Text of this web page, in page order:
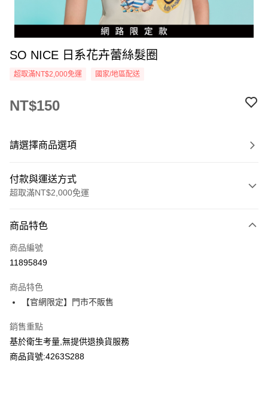
SO NICE 日系花卉蕾絲髮圈
超取滿NT$2,000免運 國家/地區配送
NT$150
請選擇商品選項
付款與運送方式
超取滿NT$2,000免運
信用卡一次付款
超商取貨付款
Apple Pay
Google Pay
運送方式
商品特色
商品編號
11895849
商品特色
【官網限定】門市不販售
銷售重點
基於衛生考量,無提供退換貨服務
商品貨號:4263S288